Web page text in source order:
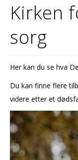
KONFIRMASJON
GRAVFERD
KIRKENE VÅRE
OM OSS
KIRKEKINOEN
Kirken
sorg
Her kan du se hva
Du kan finne flere
videre etter et